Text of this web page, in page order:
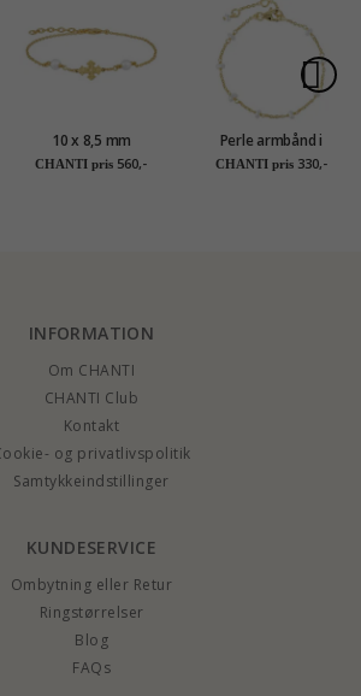
10 x 8,5 mm
dagmarkors perle
CHANTI pris 560,-
Perle armbånd i
forgyldt sølv
CHANTI pris 330,-
INFORMATION
Om CHANTI
CHANTI Club
Kontakt
og privatlivspolitik
Samtykkeindstillinger
KUNDESERVICE
Ombytning eller Retur
Ringstørrelser
Blog
FAQs